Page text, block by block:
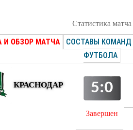
Статистика матча
И ОБЗОР МАТЧА
СОСТАВЫ КОМАНД
ФУТБОЛА
КРАСНОДАР 5:0
Завершен